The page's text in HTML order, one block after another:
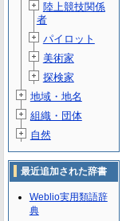
陸上競技関係
者
パイロット
美術家
探検家
地域・地名
組織・団体
自然
最近追加された辞書
Weblio実用類語辞
典